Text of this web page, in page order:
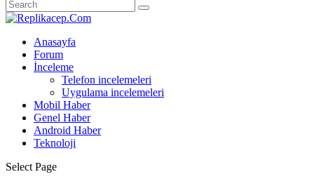
Anasayfa
Forum
İnceleme
Telefon incelemeleri
Uygulama incelemeleri
Mobil Haber
Genel Haber
Android Haber
Teknoloji
Select Page